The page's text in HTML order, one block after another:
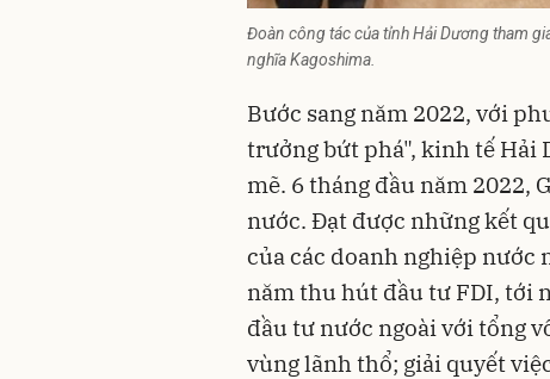
Đoàn công tác của tỉnh Hải Dương tham
nghĩa Kagoshima.
Bước sang năm 2022, với
trưởng bứt phá", kinh tế Hải
mẽ. 6 tháng đầu năm 2022,
nước. Đạt được những kết
của các doanh nghiệp nước
năm thu hút đầu tư FDI, tới
đầu tư nước ngoài với tổng
vùng lãnh thổ; giải quyết